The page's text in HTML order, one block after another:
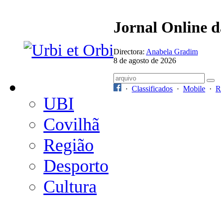
Jornal Online
Directora: Anabela Gradim
8 de agosto de 2026
· Classificados · Mobile ·
UBI
Covilhã
Região
Desporto
Cultura